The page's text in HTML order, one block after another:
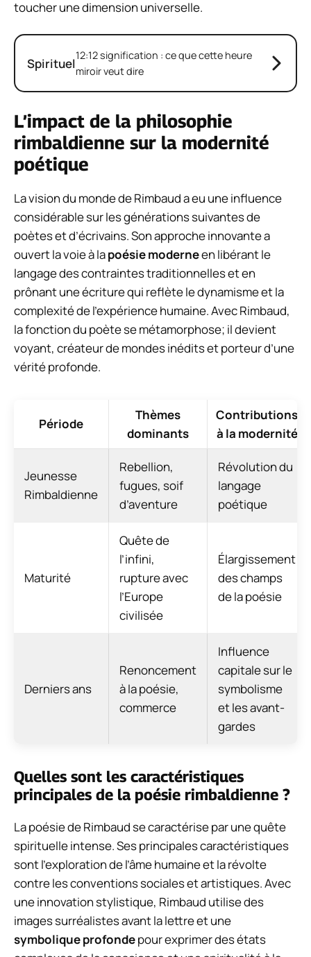
toucher une dimension universelle.
Spirituel12:12 signification : ce que cette heure
miroir veut dire
L’impact de la philosophie
rimbaldienne sur la modernité
poétique
La vision du monde de Rimbaud a eu une influence
considérable sur les générations suivantes de
poètes et d’écrivains. Son approche innovante a
ouvert la voie à lapoésie moderneen libérant le
langage des contraintes traditionnelles et en
prônant une écriture qui reflète le dynamisme et la
complexité de l’expérience humaine. Avec Rimbaud,
la fonction du poète se métamorphose; il devient
voyant, créateur de mondes inédits et porteur d’une
vérité profonde.
Période
Thèmes
dominants
Contributions
à la modernité
Jeunesse
Rimbaldienne
Rebellion,
fugues, soif
d’aventure
Révolution du
langage
poétique
Maturité
Quête de
l’infini,
rupture avec
l’Europe
civilisée
Élargissement
des champs
de la poésie
Derniers ans
Renoncement
à la poésie,
commerce
Influence
capitale sur le
symbolisme
et les avant-
gardes
Quelles sont les caractéristiques
principales de la poésie rimbaldienne ?
La poésie de Rimbaud se caractérise par une quête
spirituelle intense. Ses principales caractéristiques
sont l’exploration de l’âme humaine et la révolte
contre les conventions sociales et artistiques. Avec
une innovation stylistique, Rimbaud utilise des
images surréalistes avant la lettre et une
symbolique profondepour exprimer des états